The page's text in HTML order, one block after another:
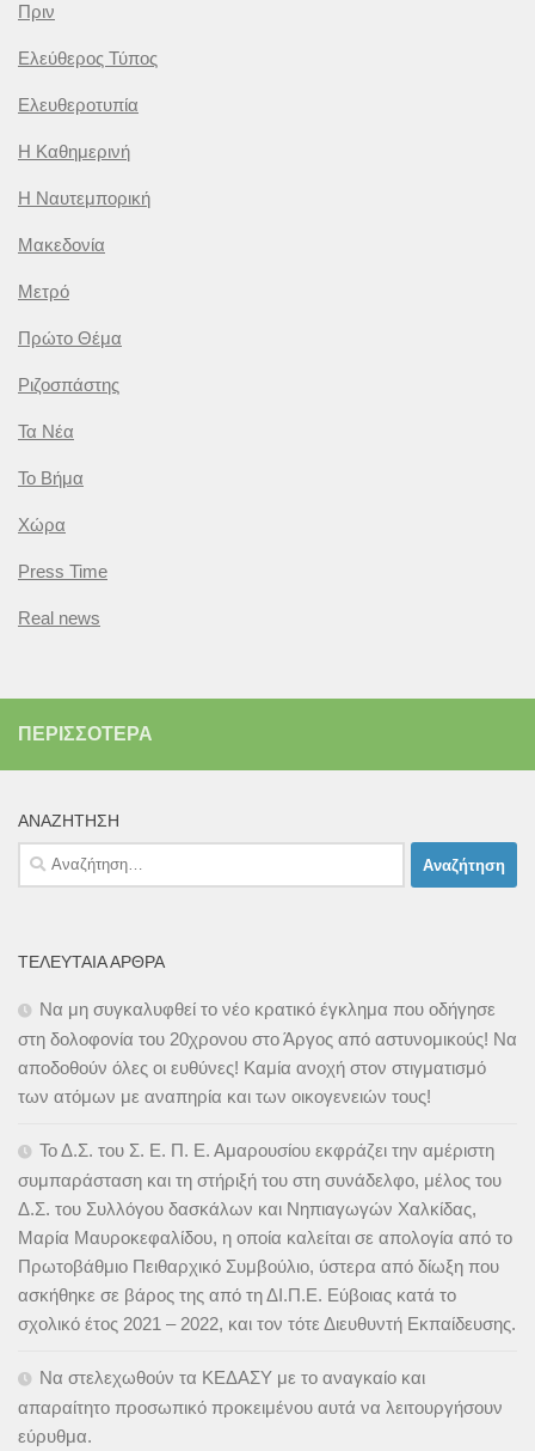
Πριν
Ελεύθερος Τύπος
Ελευθεροτυπία
Η Καθημερινή
Η Ναυτεμπορική
Μακεδονία
Μετρό
Πρώτο Θέμα
Ριζοσπάστης
Τα Νέα
Το Βήμα
Χώρα
Press Time
Real news
ΠΕΡΙΣΣΌΤΕΡΑ
ΑΝΑΖΉΤΗΣΗ
Αναζήτηση
για:
ΤΕΛΕΥΤΑΊΑ ΆΡΘΡΑ
Να μη συγκαλυφθεί το νέο κρατικό έγκλημα που οδήγησε
στη δολοφονία του 20χρονου στο Άργος από αστυνομικούς! Να
αποδοθούν όλες οι ευθύνες! Καμία ανοχή στον στιγματισμό
των ατόμων με αναπηρία και των οικογενειών τους!
Το Δ.Σ. του Σ. Ε. Π. Ε. Αμαρουσίου εκφράζει την αμέριστη
συμπαράσταση και τη στήριξή του στη συνάδελφο, μέλος του
Δ.Σ. του Συλλόγου δασκάλων και Νηπιαγωγών Χαλκίδας,
Μαρία Μαυροκεφαλίδου, η οποία καλείται σε απολογία από το
Πρωτοβάθμιο Πειθαρχικό Συμβούλιο, ύστερα από δίωξη που
ασκήθηκε σε βάρος της από τη ΔΙ.Π.Ε. Εύβοιας κατά το
σχολικό έτος 2021 – 2022, και τον τότε Διευθυντή Εκπαίδευσης.
Να στελεχωθούν τα ΚΕΔΑΣΥ με το αναγκαίο και
απαραίτητο προσωπικό προκειμένου αυτά να λειτουργήσουν
εύρυθμα.